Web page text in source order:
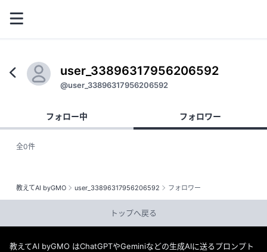
user_33896317956206592
@user_33896317956206592
フォロー中 フォロワー
全0件
教えてAI byGMO user_33896317956206592 フォロワー
トップへ戻る
教えてAI byGMO はChatGPTやGeminiなどの生成AIに送るプロンプト